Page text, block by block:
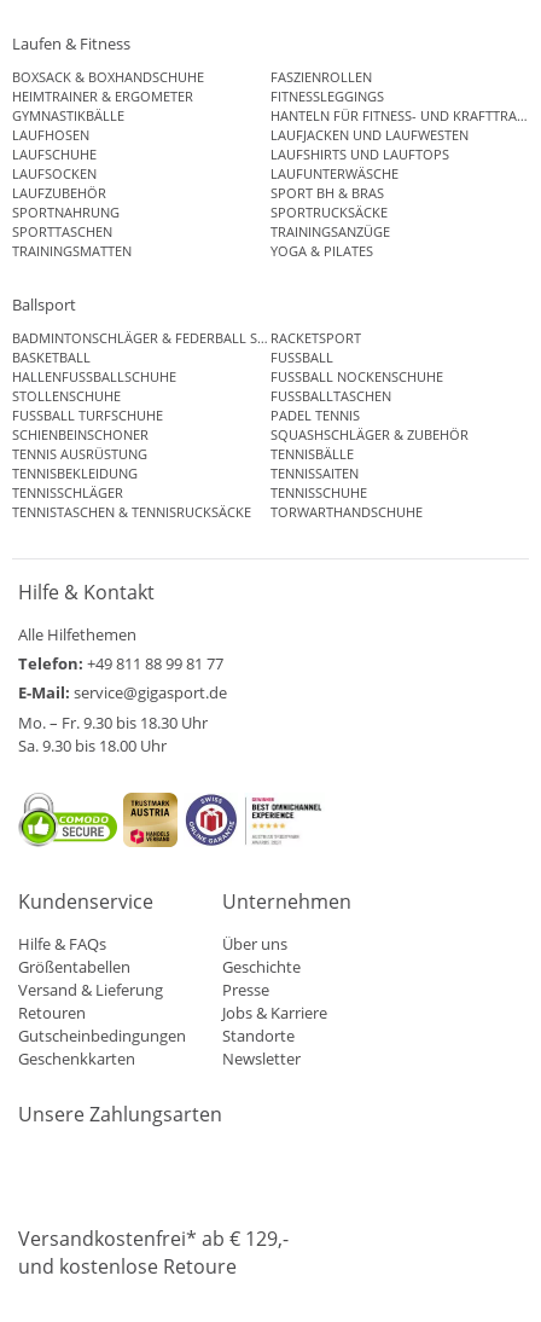
Laufen & Fitness
BOXSACK & BOXHANDSCHUHE
FASZIENROLLEN
HEIMTRAINER & ERGOMETER
FITNESSLEGGINGS
GYMNASTIKBÄLLE
HANTELN FÜR FITNESS- UND
LAUFHOSEN
LAUFJACKEN UND LAUFWESTEN
LAUFSCHUHE
LAUFSHIRTS UND LAUFTOPS
LAUFSOCKEN
LAUFUNTERWÄSCHE
LAUFZUBEHÖR
SPORT BH & BRAS
SPORTNAHRUNG
SPORTRUCKSÄCKE
SPORTTASCHEN
TRAININGSANZÜGE
TRAININGSMATTEN
YOGA & PILATES
Ballsport
BADMINTONSCHLÄGER & FEDERBALL SETSRACKETSPORT
BASKETBALL
FUSSBALL
HALLENFUSSBALLSCHUHE
FUSSBALL NOCKENSCHUHE
STOLLENSCHUHE
FUSSBALLTASCHEN
FUSSBALL TURFSCHUHE
PADEL TENNIS
SCHIENBEINSCHONER
SQUASHSCHLÄGER & ZUBEHÖR
TENNIS AUSRÜSTUNG
TENNISBÄLLE
TENNISBEKLEIDUNG
TENNISSAITEN
TENNISSCHLÄGER
TENNISSCHUHE
TENNISTASCHEN & TENNISRUCKSÄCKE
TORWARTHANDSCHUHE
Hilfe & Kontakt
Alle Hilfethemen
Telefon: +49 811 88 99 81 77
E-Mail: service@gigasport.de
Mo. – Fr. 9.30 bis 18.30 Uhr
Sa. 9.30 bis 18.00 Uhr
Kundenservice
Hilfe & FAQs
Größentabellen
Versand & Lieferung
Retouren
Gutscheinbedingungen
Geschenkkarten
Unternehmen
Über uns
Geschichte
Presse
Jobs & Karriere
Standorte
Newsletter
Unsere Zahlungsarten
Versandkostenfrei* ab € 129,-
und kostenlose Retoure